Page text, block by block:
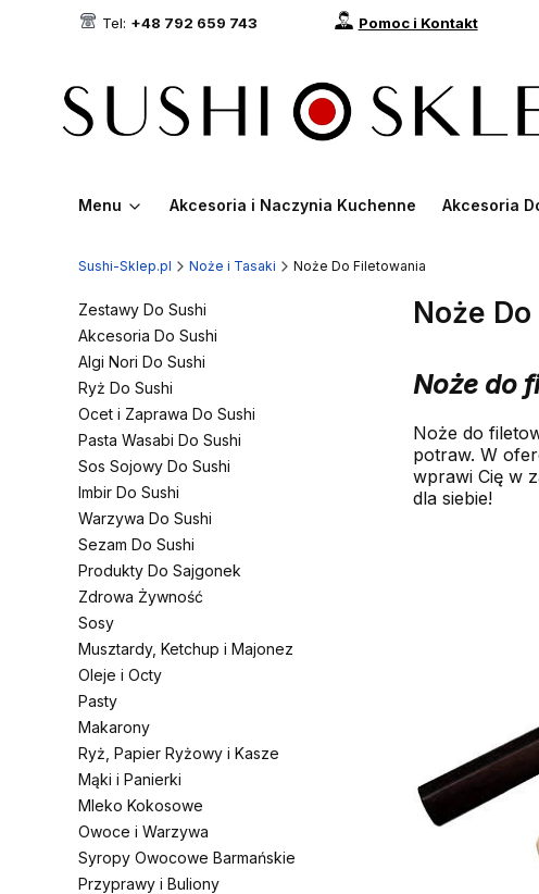
Tel: +48 792 659 743 Pomoc i Kontakt
Menu Akcesoria i Naczynia Kuchenne Akcesoria
Sushi-Sklep.pl Noże i Tasaki Noże Do Filetowania
Zestawy Do Sushi
Akcesoria Do Sushi
Algi Nori Do Sushi
Ryż Do Sushi
Ocet i Zaprawa Do Sushi
Pasta Wasabi Do Sushi
Sos Sojowy Do Sushi
Imbir Do Sushi
Warzywa Do Sushi
Sezam Do Sushi
Produkty Do Sajgonek
Zdrowa Żywność
Sosy
Musztardy, Ketchup i Majonez
Oleje i Octy
Pasty
Makarony
Ryż, Papier Ryżowy i Kasze
Mąki i Panierki
Mleko Kokosowe
Owoce i Warzywa
Syropy Owocowe Barmańskie
Przyprawy i Buliony
Noże
Noże do
Noże do
potraw. W
wprawi Cię w
dla siebie!